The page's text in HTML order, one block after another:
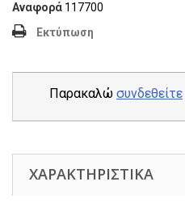
Αναφορά 117700
Εκτύπωση
Παρακαλώ συνδεθείτε
ΧΑΡΑΚΤΗΡΙΣΤΙΚΆ